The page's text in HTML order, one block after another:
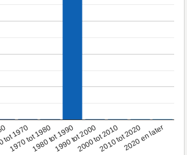
1970
1970 tot 19801980 tot 19901990 tot 20002000 tot 20102010 tot 20202020 en later